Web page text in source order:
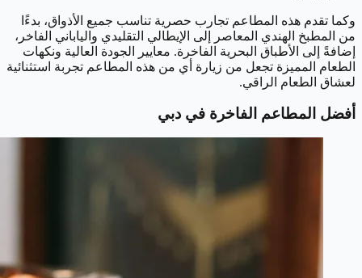
وكما تقدم هذه المطاعم تجارب حصرية تناسب جميع الأذواق، بدءًا
من المطبخ الهندي المعاصر إلى الإيطالي التقليدي والياباني الفاخر،
إضافةً إلى الأطباق البحرية الفاخرة. معايير الجودة العالية ونكهات
الطعام المميزة تجعل من زيارة أي من هذه المطاعم تجربة استثنائية
لعشاق الطعام الراقي.
أفضل المطاعم الفاخرة في دبي